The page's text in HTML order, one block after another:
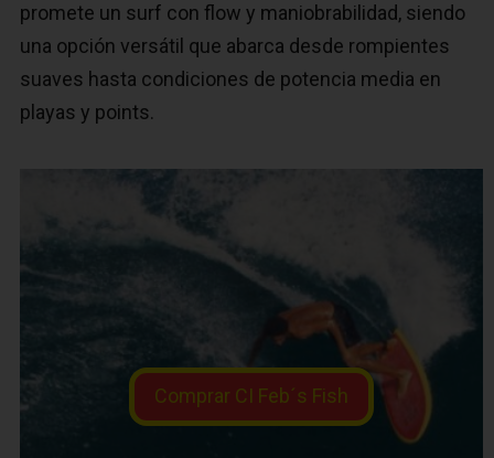
promete un surf con flow y maniobrabilidad, siendo
una opción versátil que abarca desde rompientes
suaves hasta condiciones de potencia media en
playas y points.
Comprar CI Feb´s Fish